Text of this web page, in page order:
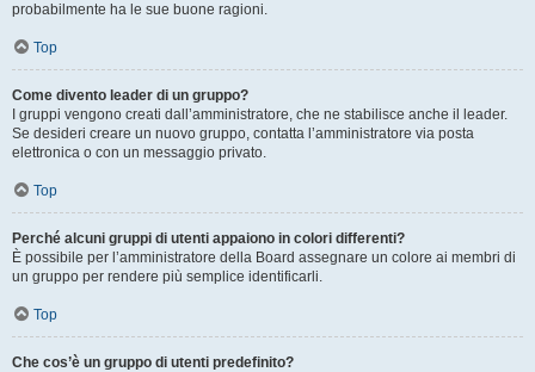
probabilmente ha le sue buone ragioni.
Top
Come divento leader di un gruppo?
I gruppi vengono creati dall’amministratore, che ne stabilisce anche il leader.
Se desideri creare un nuovo gruppo, contatta l’amministratore via posta
elettronica o con un messaggio privato.
Top
Perché alcuni gruppi di utenti appaiono in colori differenti?
È possibile per l’amministratore della Board assegnare un colore ai membri di
un gruppo per rendere più semplice identificarli.
Top
Che cos’è un gruppo di utenti predefinito?